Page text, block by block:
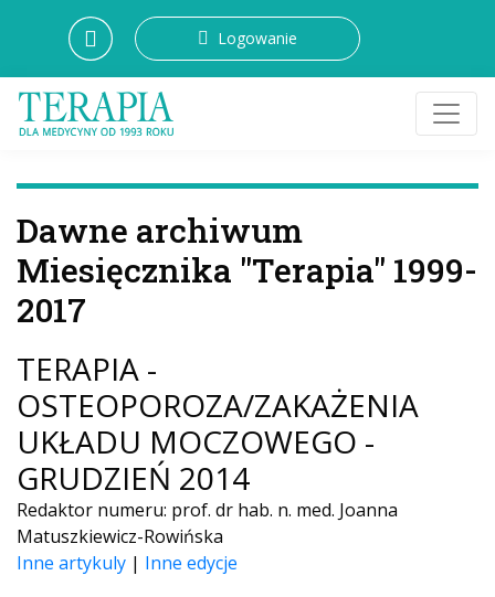
Logowanie
Dawne archiwum
Miesięcznika "Terapia" 1999-
2017
TERAPIA -
OSTEOPOROZA/ZAKAŻENIA
UKŁADU MOCZOWEGO -
GRUDZIEŃ 2014
Redaktor numeru: prof. dr hab. n. med. Joanna
Matuszkiewicz-Rowińska
Inne artykuly | Inne edycje